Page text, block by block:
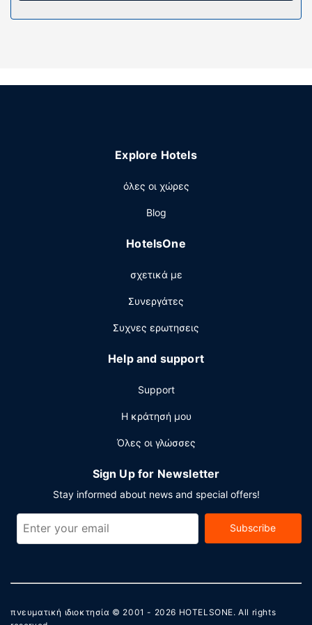
εξωτερική πισίνα, ή χαρείτε τη θέα από τον κήπο. Οι
Στις σημαντικές παροχές περιλαμβάνονται υπηρεσίες
αποσκευών και εγκαταστάσεις πλυντηρίων. Στους
Explore Hotels
όλες οι χώρες
Blog
HotelsOne
σχετικά με
Συνεργάτες
Συχνες ερωτησεις
Help and support
Support
Η κράτησή μου
Όλες οι γλώσσες
Sign Up for Newsletter
Stay informed about news and special offers!
Subscribe
πνευματική ιδιοκτησία © 2001 - 2026 HOTELSONE. All rights